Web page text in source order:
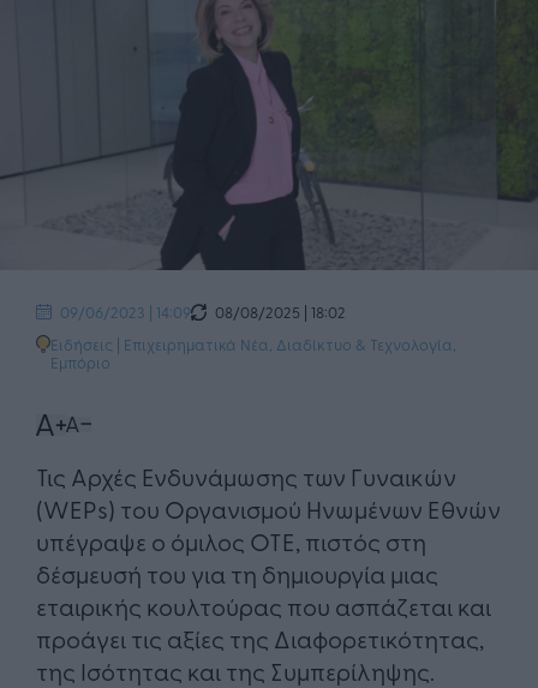
09/06/2023 | 14:09
08/08/2025 | 18:02
Ειδήσεις | Επιχειρηματικά Νέα Διαδίκτυο & Τεχνολογία
Εμπόριο
Τις Αρχές Ενδυνάμωσης των Γυναικών
(WEPs) του Οργανισμού Ηνωμένων Εθνών
υπέγραψε ο όμιλος ΟΤΕ, πιστός στη
δέσμευσή του για τη δημιουργία μιας
εταιρικής κουλτούρας που ασπάζεται και
προάγει τις αξίες της Διαφορετικότητας,
της Ισότητας και της Συμπερίληψης.